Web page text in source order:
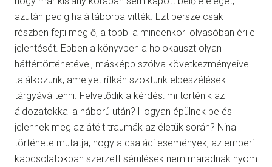
azután pedig haláltáborba vitték. Ezt persze csak
részben fejti meg ő, a többi a mindenkori olvasóban éri el
jelentését. Ebben a könyvben a holokauszt olyan
háttértörténetével, másképp szólva következményeivel
találkozunk, amelyet ritkán szoktunk elbeszélések
tárgyává tenni. Felvetődik a kérdés: mi történik az
áldozatokkal a háború után? Hogyan épülnek be és
jelennek meg az átélt traumák az életük során? Nina
története mutatja, hogy a családi események, az emberi
kapcsolatokban szerzett sérülések nem maradnak nyom